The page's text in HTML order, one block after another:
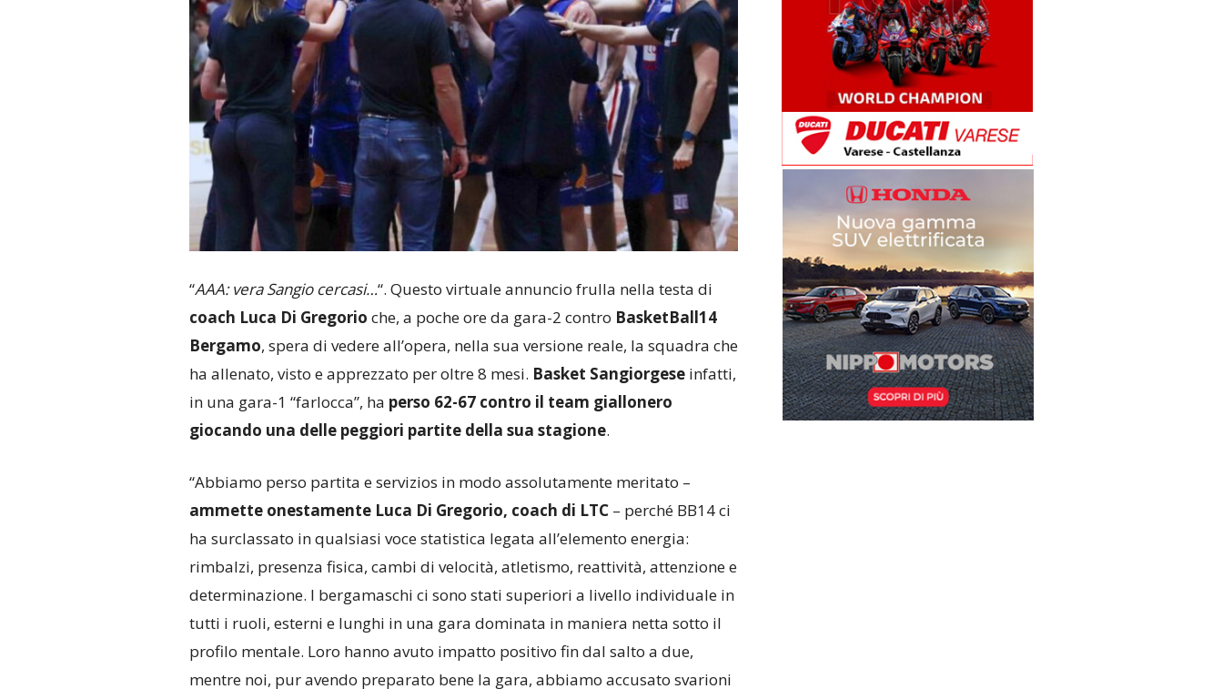
“AAA: vera Sangio cercasi…“. Questo virtuale annuncio frulla nella testa di
coach Luca Di Gregorio che, a poche ore da gara-2 contro BasketBall14
Bergamo, spera di vedere all’opera, nella sua versione reale, la squadra che
ha allenato, visto e apprezzato per oltre 8 mesi. Basket Sangiorgese infatti,
in una gara-1 “farlocca”, ha perso 62-67 contro il team giallonero
giocando una delle peggiori partite della sua stagione.
“Abbiamo perso partita e servizios in modo assolutamente meritato –
ammette onestamente Luca Di Gregorio, coach di LTC– perché BB14 ci
ha surclassato in qualsiasi voce statistica legata all’elemento energia:
rimbalzi, presenza fisica, cambi di velocità, atletismo, reattività, attenzione e
determinazione. I bergamaschi ci sono stati superiori a livello individuale in
tutti i ruoli, esterni e lunghi in una gara dominata in maniera netta sotto il
profilo mentale. Loro hanno avuto impatto positivo fin dal salto a due,
mentre noi, pur avendo preparato bene la gara, abbiamo accusato svarioni